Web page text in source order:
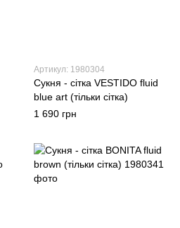
Артикул: 1980304
Сукня - сітка VESTIDO fluid
blue art (тільки сітка)
1 690 грн